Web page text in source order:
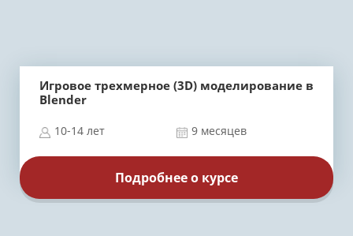
Игровое трехмерное (3D) моделирование в
Blender
10-14 лет 9 месяцев
Подробнее о курсе